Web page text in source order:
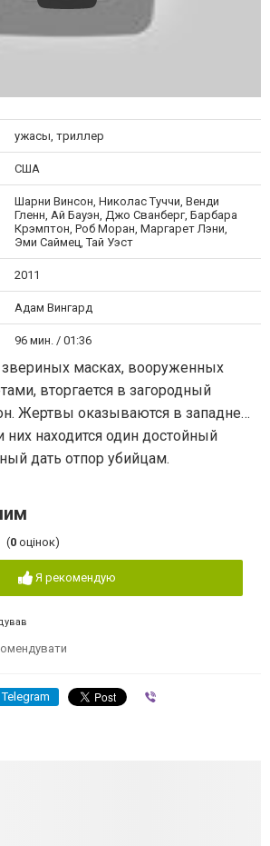
ужасы, триллер
США
Шарни Винсон, Николас Туччи, Венди
Гленн, Ай Бауэн, Джо Сванберг, Барбара
Крэмптон, Роб Моран, Маргарет Лэни,
Эми Саймец, Тай Уэст
2011
Адам Вингард
96 мин. / 01:36
масках, вооруженных
вторгается в загородный
Жертвы оказываются в западне…
находится один достойный
дать отпор убийцам.
(0 оцінок)
Я рекомендую
Telegram